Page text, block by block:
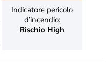
Indicatore pericolo
d’incendio:
Rischio High